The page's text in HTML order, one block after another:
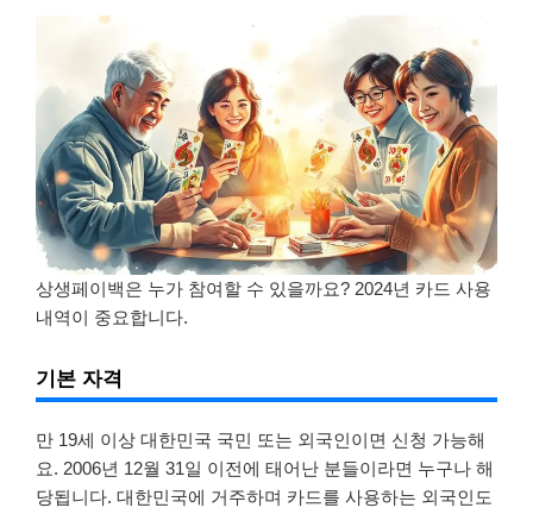
상생페이백은 누가 참여할 수 있을까요? 2024년 카드 사용
내역이 중요합니다.
기본 자격
만 19세 이상 대한민국 국민 또는 외국인이면 신청 가능해
요. 2006년 12월 31일 이전에 태어난 분들이라면 누구나 해
당됩니다. 대한민국에 거주하며 카드를 사용하는 외국인도